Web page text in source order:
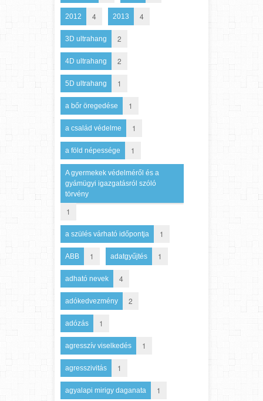
2012 4 2013 4
3D ultrahang 2
4D ultrahang 2
5D ultrahang 1
a bőr öregedése 1
a család védelme 1
a föld népessége 1
A gyermekek védelméről és a
gyámügyi igazgatásról szóló
törvény
1
a szülés várható időpontja 1
ABB 1 adatgyűjtés 1
adható nevek 4
adókedvezmény 2
adózás 1
agresszív viselkedés 1
agresszivitás 1
agyalapi mirigy daganata 1